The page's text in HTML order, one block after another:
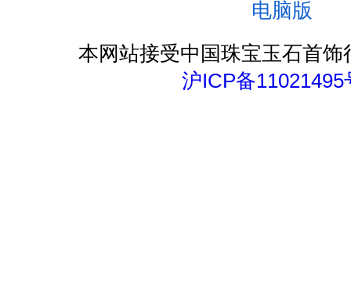
电脑版
本网站接受中国珠宝玉石首饰
沪ICP备11021495